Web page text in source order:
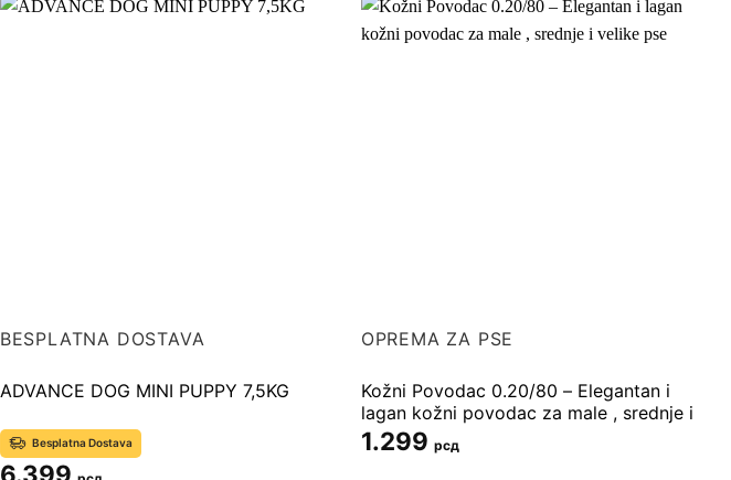
BESPLATNA DOSTAVA
ADVANCE DOG MINI PUPPY 7,5KG
Besplatna Dostava
6.399
OPREMA ZA PSE
Kožni Povodac 0.20/80 – Elegantan i
lagan kožni povodac za male , srednje i
velike pse
1.299 рсд